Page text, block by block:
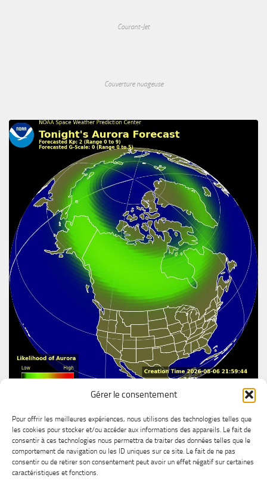
Gérer le consentement
Pour offrir les meilleures expériences, nous utilisons des technologies telles que
les cookies pour stocker et/ou accéder aux informations des appareils. Le fait de
consentir à ces technologies nous permettra de traiter des données telles que le
comportement de navigation ou les ID uniques sur ce site. Le fait de ne pas
consentir ou de retirer son consentement peut avoir un effet négatif sur certaines
caractéristiques et fonctions.
Courant-Jet
Couverture nuageuse